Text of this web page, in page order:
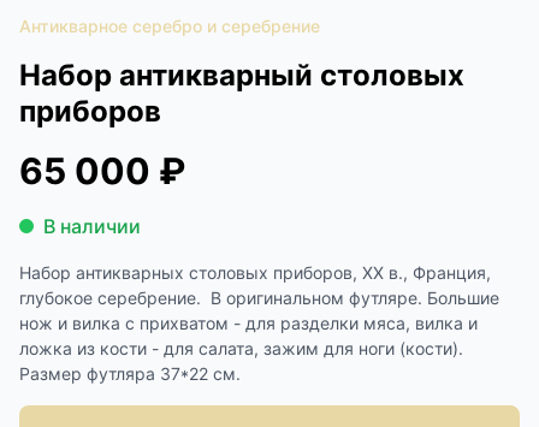
Антикварное серебро и серебрение
Набор антикварный столовых
приборов
65 000 ₽
В наличии
Набор антикварных столовых приборов, XX в., Франция,
глубокое серебрение. В оригинальном футляре. Большие
нож и вилка с прихватом - для разделки мяса, вилка и
ложка из кости - для салата, зажим для ноги (кости).
Размер футляра 37*22 см.